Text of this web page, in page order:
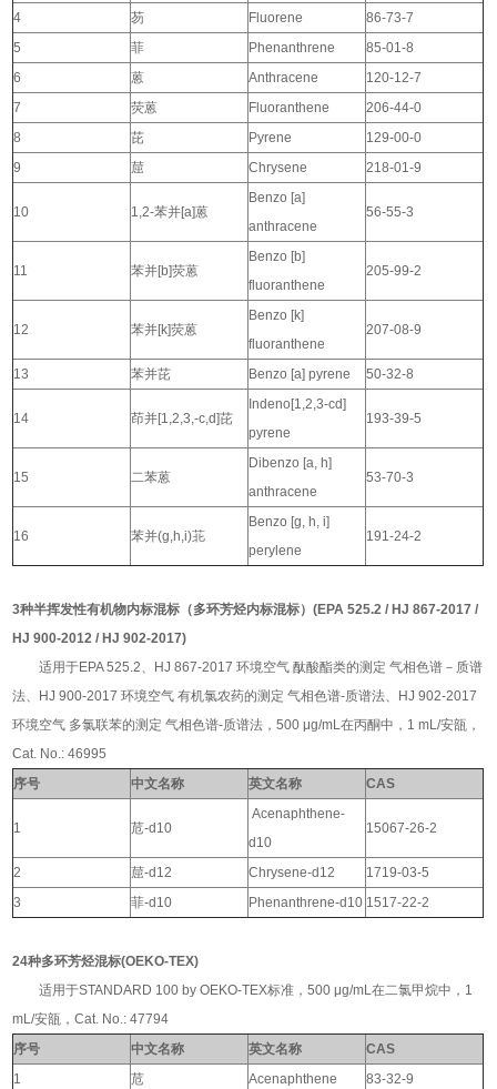
4 芴 Fluorene
86-73-7
5
菲 Phenanthrene
85-01-8
6
蒽 Anthracene
120-12-7
7
荧蒽 Fluoranthene
206-44-0
8
芘 Pyrene
129-00-0
9
䓛 Chrysene 218-01-9
10 1,2-苯并[a]蒽
Benzo [a]
anthracene
56-55-3
11 苯并[b]荧蒽
Benzo [b]
fluoranthene
205-99-2
12 苯并[k]荧蒽
Benzo [k]
fluoranthene
207-08-9
13 苯并芘 Benzo [a] pyrene 50-32-8
14 茚并[1,2,3,-c,d]芘
Indeno[1,2,3-cd]
pyrene
193-39-5
15 二苯蒽
Dibenzo [a, h]
anthracene
53-70-3
16 苯并(g,h,i)苝
Benzo [g, h, i]
perylene
191-24-2
3种半挥发性有机物内标混标（多环芳烃内标混标）(EPA 525.2 / HJ 867-2017 /
HJ 900-2012 / HJ 902-2017)
适用于EPA 525.2、HJ 867-2017 环境空气 酞酸酯类的测定 气相色谱－质谱
法、HJ 900-2017 环境空气 有机氯农药的测定 气相色谱-质谱法、HJ 902-2017
环境空气 多氯联苯的测定 气相色谱-质谱法，500 μg/mL在丙酮中，1 mL/安瓿，
Cat. No.: 46995
序号
中文名称 英文名称 CAS
1 苊-d10
Acenaphthene-
d10
15067-26-2
2 䓛-d12 Chrysene-d12
1719-03-5
3
菲-d10 Phenanthrene-d10 1517-22-2
24种多环芳烃混标(OEKO-TEX)
适用于STANDARD 100 by OEKO-TEX标准，500 μg/mL在二氯甲烷中，1
mL/安瓿，Cat. No.: 47794
序号
中文名称 英文名称
CAS
1
苊 Acenaphthene
83-32-9